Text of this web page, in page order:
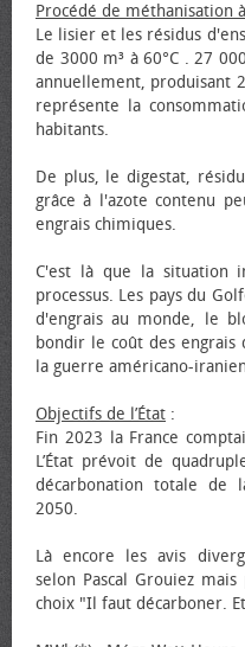
Procédé de méthanisation
Le lisier et les résidus
de 3000 m³ à 60°C . 27
annuellement, produisant
représente la
habitants.
De plus, le digestat,
grâce à l'azote contenu
engrais chimiques.
C'est là que la situation
processus. Les pays du
d'engrais au monde, le
bondir le coût des
la guerre américano-
Objectifs de l’État :
Fin 2023 la France
L’État prévoit de
décarbonation totale de
2050.
Là encore les avis
selon Pascal Grouiez
choix "Il faut décarboner.